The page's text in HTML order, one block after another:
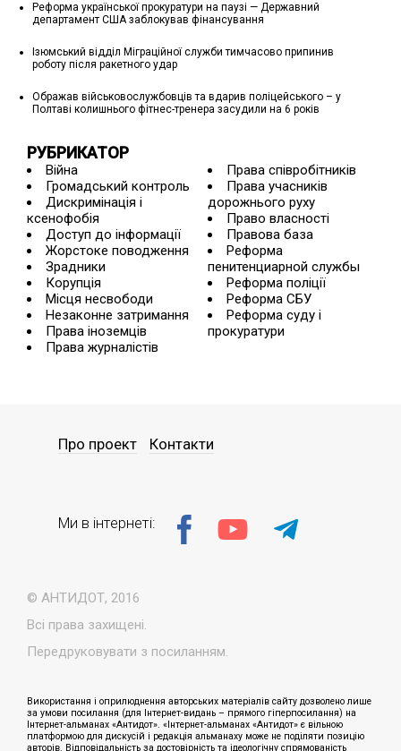
Реформа української прокуратури на паузі — Державний
департамент США заблокував фінансування
Ізюмський відділ Міграційної служби тимчасово припинив
роботу після ракетного удар
Ображав військовослужбовців та вдарив поліцейського – у
Полтаві колишнього фітнес-тренера засудили на 6 років
РУБРИКАТОР
Війна
Громадський контроль
Дискримінація і
ксенофобія
Доступ до інформації
Жорстоке поводження
Зрадники
Корупція
Місця несвободи
Незаконне затримання
Права іноземців
Права журналістів
Права співробітників
Права учасників
дорожнього руху
Право власності
Правова база
Реформа
пенитенциарной службы
Реформа поліції
Реформа СБУ
Реформа суду і
прокуратури
© АНТИДОТ, 2016
Всі права захищені.
Передруковувати з посиланням.
Про проект Контакти
Ми в інтернеті:
Використання і оприлюднення авторських матеріалів сайту дозволено лише
за умови посилання (для Інтернет-видань – прямого гіперпосилання) на
Інтернет-альманах «Антидот». «Інтернет-альманах «Антидот» є вільною
платформою для дискусій і редакція альманаху може не поділяти позицію
авторів. Відповідальність за достовірність та ідеологічну спрямованість